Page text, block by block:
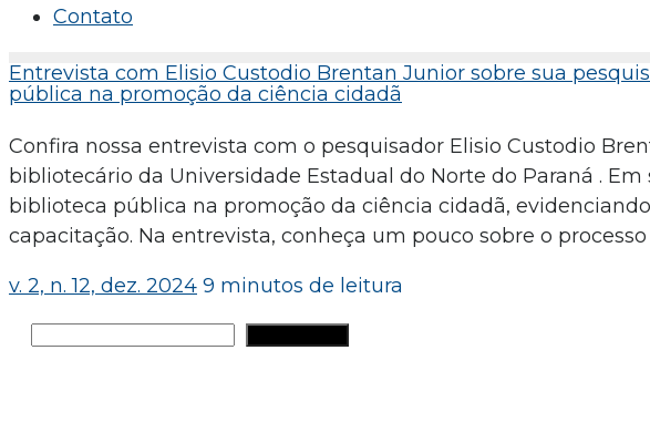
Contato
Entrevista com Elisio Custodio Brentan Junior sobre sua
pública na promoção da ciência cidadã
Confira nossa entrevista com o pesquisador Elisio Custodio
bibliotecário da Universidade Estadual do Norte do Paraná .
biblioteca pública na promoção da ciência cidadã,
capacitação. Na entrevista, conheça um pouco sobre o
v. 2, n. 12, dez. 2024 9 minutos de leitura
Pesquisar